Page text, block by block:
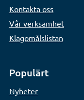
Kontakta oss
Vår verksamhet
Klagomålslistan
Populärt
Nyheter